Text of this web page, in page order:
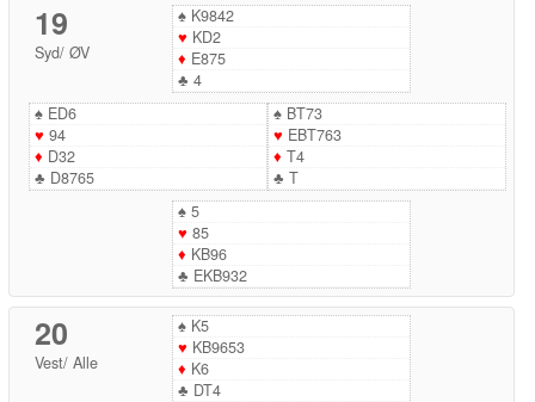
19
Syd/ ØV
♠K9842
♥ KD2
♦ E875
♣ 4
♠ED6
♥ 94
♦ D32
♣ D8765
♠BT73
♥ EBT763
♦ T4
♣ T
♠5
♥ 85
♦ KB96
♣ EKB932
20
Vest/ Alle
♠K5
♥ KB9653
♦ K6
♣ DT4